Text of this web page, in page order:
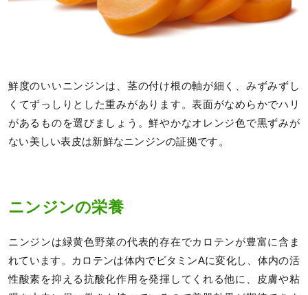
鮮度のいいニンジンは、茎の付け根の軸が細く、みずみずし
くてずっしりとした重みがあります。表面がなめらかでハリ
があるものを選びましょう。鮮やかなオレンジ色で黒ずみが
ない美しい表皮は新鮮なニンジンの証拠です。
ニンジンの栄養
ニンジンは緑黄色野菜の代表的存在でカロテンが豊富に含ま
れています。カロテンは体内でビタミンAに変化し、体内の活
性酸素を抑える抗酸化作用を発揮してくれる他に、皮膚や粘